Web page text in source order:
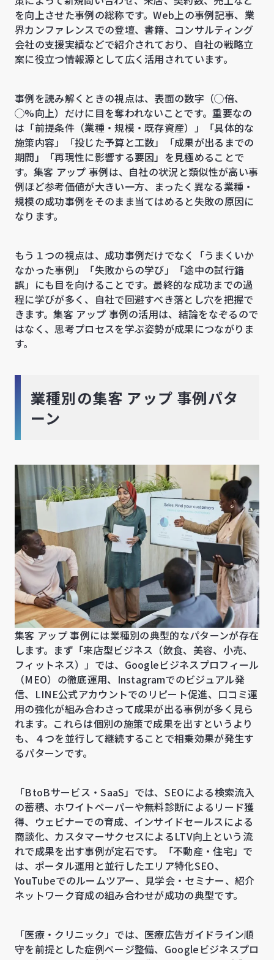
を向上させた事例の総称です。Web上の事例記事、業
界カンファレンスでの登壇、書籍、コンサルティング
会社の支援実績などで紹介されており、自社の戦略立
案に役立つ情報源として広く活用されています。
事例を読み解くときの視点は、表面の数字（◯倍、
◯%向上）だけに目を奪われないことです。重要なの
は「前提条件（業種・規模・既存資産）」「具体的な
施策内容」「投じた予算と工数」「成果が出るまでの
期間」「再現性に影響する要因」を見極めることで
す。集客 アップ 事例は、自社の状況と類似性が高い事
例ほど参考価値が大きい一方、まったく異なる業種・
規模の成功事例をそのまま当てはめると失敗の原因に
なります。
もう１つの視点は、成功事例だけでなく「うまくいか
なかった事例」「失敗からの学び」「途中の試行錯
誤」にも目を向けることです。最終的な成功までの過
程に学びが多く、自社で回避すべき落とし穴を把握で
きます。集客 アップ 事例の活用は、結論をなぞるので
はなく、思考プロセスを学ぶ姿勢が成果につながりま
す。
業種別の集客 アップ 事例パタ
ーン
集客 アップ 事例には業種別の典型的なパターンが存在
します。まず「来店型ビジネス（飲食、美容、小売、
フィットネス）」では、Googleビジネスプロフィール
（MEO）の徹底運用、Instagramでのビジュアル発
信、LINE公式アカウントでのリピート促進、口コミ運
用の強化が組み合わさって成果が出る事例が多く見ら
れます。これらは個別の施策で成果を出すというより
も、４つを並行して継続することで相乗効果が発生す
るパターンです。
「BtoBサービス・SaaS」では、SEOによる検索流入
の蓄積、ホワイトペーパーや無料診断によるリード獲
得、ウェビナーでの育成、インサイドセールスによる
商談化、カスタマーサクセスによるLTV向上という流
れで成果を出す事例が定石です。「不動産・住宅」で
は、ポータル運用と並行したエリア特化SEO、
YouTubeでのルームツアー、見学会・セミナー、紹介
ネットワーク育成の組み合わせが成功の典型です。
「医療・クリニック」では、医療広告ガイドライン順
守を前提とした症例ページ整備、Googleビジネスプロ